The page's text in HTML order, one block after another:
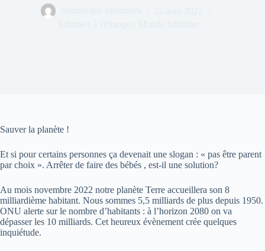
Sauver la planète !
Et si pour certains personnes ça devenait une slogan : « pas être parent
par choix ». Arrêter de faire des bébés , est-il une solution?
Au mois novembre 2022 notre planète Terre accueillera son 8
milliardième habitant. Nous sommes 5,5 milliards de plus depuis 1950.
ONU alerte sur le nombre d’habitants : à l’horizon 2080 on va
dépasser les 10 milliards. Cet heureux évènement crée quelques
inquiétude.